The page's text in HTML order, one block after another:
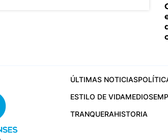
ÚLTIMAS NOTICIAS
ESTILO DE VIDAMEDIOS
TRANQUERAHISTORIA